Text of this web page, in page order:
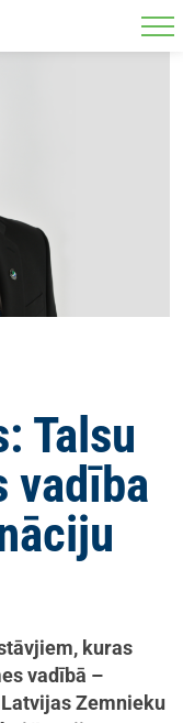
Talsu
vadība
kuras
vadībā –
Zemnieku